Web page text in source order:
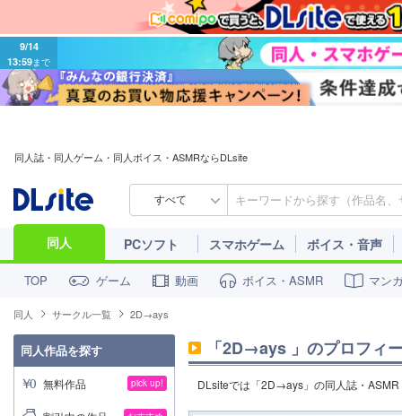
9/14
13:59まで
同人誌・同人ゲーム・同人ボイス・ASMRならDLsite
すべて
同人 PCソフト スマホゲーム ボイス・音声
TOP ゲーム 動画 ボイス・ASMR マン
同人 サークル一覧 2D→ays
「2D→ays 」のプロフィ
DLsiteでは「2D→ays」の同人誌・
同人作品を探す
無料作品 pick up!